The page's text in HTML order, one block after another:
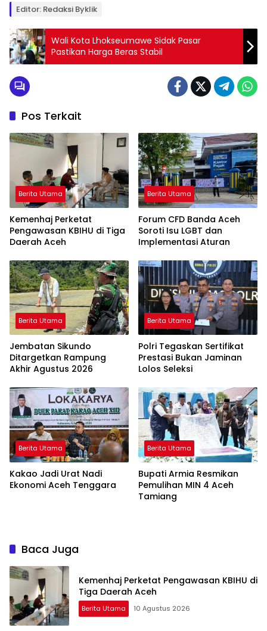
Editor: Redaksi Byklik
Wali Kota Lhokseumawe Sidak Pasar
Pastikan Harga Beras Stabil
Pos Terkait
Berita Utama
Kemenhaj Perketat
Pengawasan KBIHU di Tiga
Daerah Aceh
Berita Utama
Forum CFD Banda Aceh
Soroti Isu LGBT dan
Implementasi Aturan
Berita Utama
Jembatan Sikundo
Ditargetkan Rampung
Akhir Agustus 2026
Berita Utama
Polri Tegaskan Sertifikat
Prestasi Bukan Jaminan
Lolos Seleksi
Berita Utama
Kakao Jadi Urat Nadi
Ekonomi Aceh Tenggara
Berita Utama
Bupati Armia Resmikan
Pemulihan MIN 4 Aceh
Tamiang
Baca Juga
Kemenhaj Perketat Pengawasan KBIHU di
Tiga Daerah Aceh
Berita Utama 10 Agustus 2026